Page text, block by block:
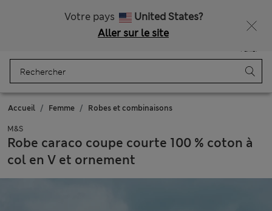
Votre pays
United States?
Aller sur le site
Panier
Accueil Femme Robes et combinaisons
M&S
Robe caraco coupe courte 100 % coton à
col en V et ornement